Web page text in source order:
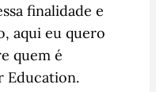
finalidade e
aqui eu quero
quem é
Education.